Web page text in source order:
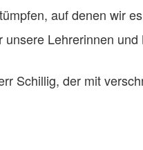
auf denen wir
Lehrerinnen
Schillig, der mit